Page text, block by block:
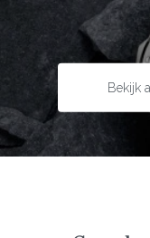
Slijpvorm:
Steengewicht:
Maat:
Bekijk